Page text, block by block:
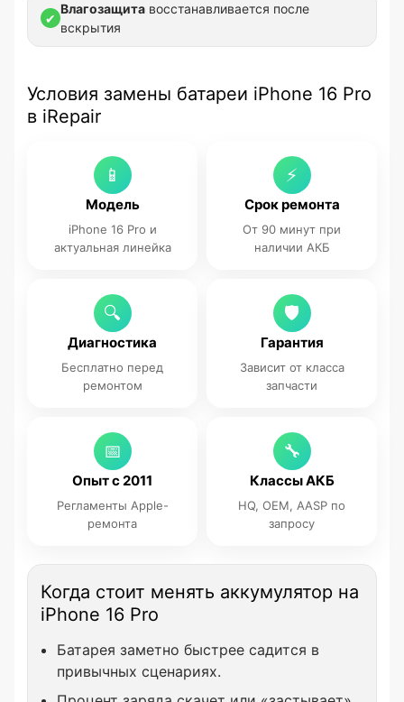
✔
Влагозащита восстанавливается после
вскрытия
Условия замены батареи iPhone 16 Pro
в iRepair
📱
Модель
iPhone 16 Pro и
актуальная линейка
⚡
Срок ремонта
От 90 минут при
наличии АКБ
🔍
Диагностика
Бесплатно перед
ремонтом
🛡
Гарантия
Зависит от класса
запчасти
📅
Опыт с 2011
Регламенты Apple-
ремонта
🔧
Классы АКБ
HQ, OEM, AASP по
запросу
Когда стоит менять аккумулятор на
iPhone 16 Pro
Батарея заметно быстрее садится в
привычных сценариях.